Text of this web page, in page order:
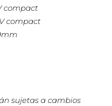
compact
compact
sujetas a cambios